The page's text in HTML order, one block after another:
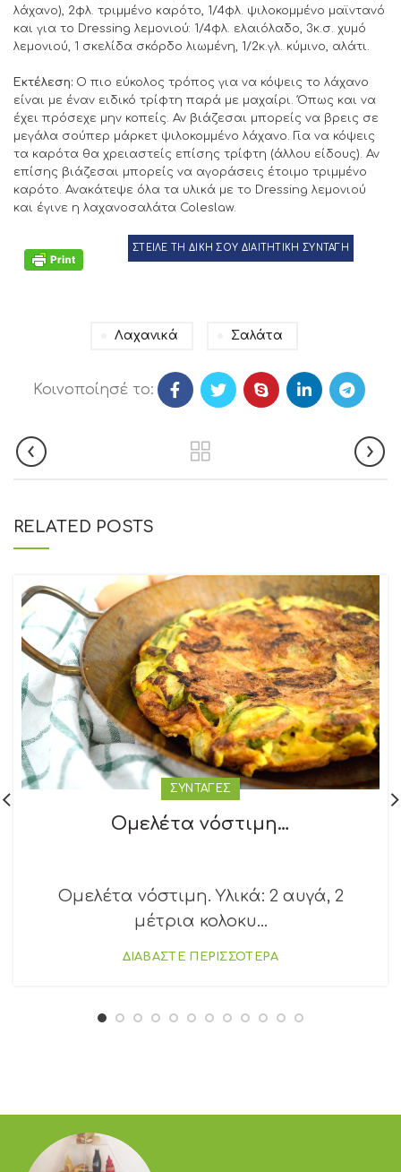
λάχανο), 2φλ. τριμμένο καρότο, 1/4φλ. ψιλοκομμένο μαϊντανό
και για το Dressing λεμονιού: 1/4φλ. ελαιόλαδο, 3κ.σ. χυμό
λεμονιού, 1 σκελίδα σκόρδο λιωμένη, 1/2κ.γλ. κύμινο, αλάτι.
Εκτέλεση: Ο πιο εύκολος τρόπος για να κόψεις το λάχανο
είναι με έναν ειδικό τρίφτη παρά με μαχαίρι. Όπως και να
έχει πρόσεχε μην κοπείς. Αν βιάζεσαι μπορείς να βρεις σε
μεγάλα σούπερ μάρκετ ψιλοκομμένο λάχανο. Για να κόψεις
τα καρότα θα χρειαστείς επίσης τρίφτη (άλλου είδους). Αν
επίσης βιάζεσαι μπορείς να αγοράσεις έτοιμο τριμμένο
καρότο. Ανακάτεψε όλα τα υλικά με το Dressing λεμονιού
και έγινε η λαχανοσαλάτα Coleslaw.
ΣΤΕΙΛΕ ΤΗ ΔΙΚΗ ΣΟΥ ΔΙΑΙΤΗΤΙΚΗ ΣΥΝΤΑΓΗ
Λαχανικά Σαλάτα
Κοινοποίησέ το:
RELATED POSTS
ΣΥΝΤΑΓΕΣ
Ομελέτα νόστιμη…
Ομελέτα νόστιμη. Υλικά: 2 αυγά, 2
μέτρια κολοκυ...
ΔΙΑΒΑΣΤΕ ΠΕΡΙΣΣΟΤΕΡΑ